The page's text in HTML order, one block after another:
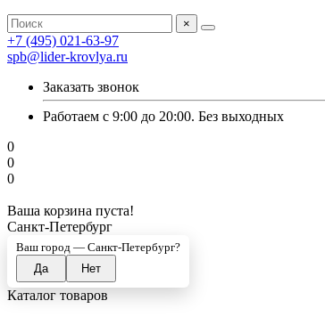
×
+7 (495) 021-63-97
spb@lider-krovlya.ru
Заказать звонок
Работаем с 9:00 до 20:00. Без выходных
0
0
0
Ваша корзина пуста!
Санкт-Петербург
Ваш город — Санкт-Петербург?
Каталог товаров